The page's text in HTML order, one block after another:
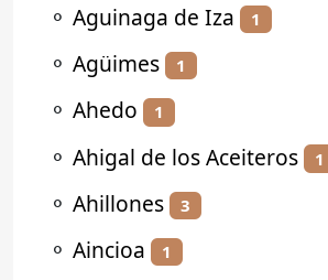
⚬ Aguinaga de Iza 1
⚬ Agüimes 1
⚬ Ahedo 1
⚬ Ahigal de los Aceiteros 1
⚬ Ahillones 3
⚬ Aincioa 1